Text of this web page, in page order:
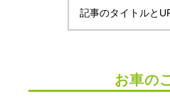
記事のタイトルと
お車の